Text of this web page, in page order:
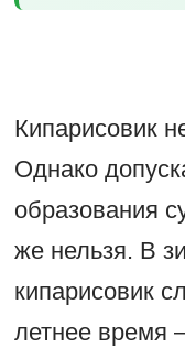
Кипарисовик
Однако
образования
же нельзя. В
кипарисовик
летнее время